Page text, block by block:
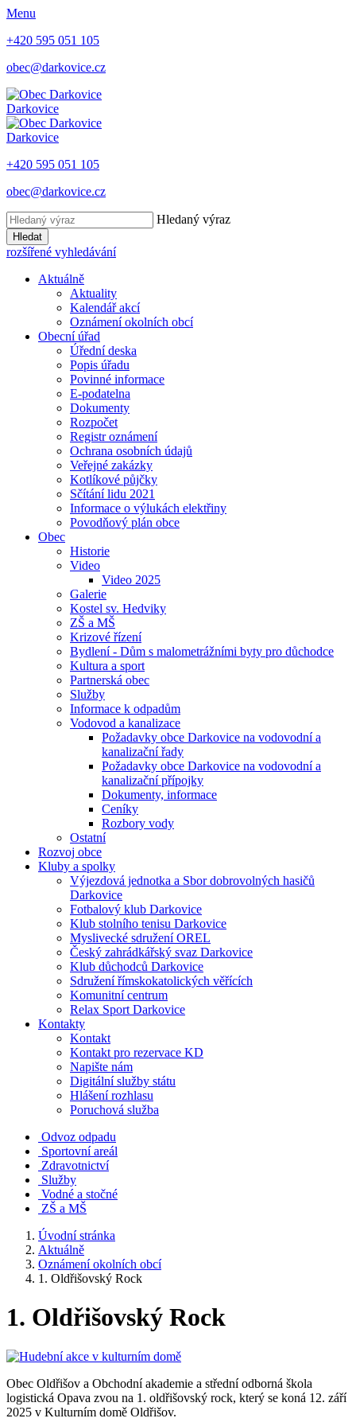
Menu
+420 595 051 105
obec@darkovice.cz
Darkovice
Darkovice
+420 595 051 105
obec@darkovice.cz
Hledaný výraz
Hledat
rozšířené vyhledávání
Aktuálně
Aktuality
Kalendář akcí
Oznámení okolních obcí
Obecní úřad
Úřední deska
Popis úřadu
Povinné informace
E-podatelna
Dokumenty
Rozpočet
Registr oznámení
Ochrana osobních údajů
Veřejné zakázky
Kotlíkové půjčky
Sčítání lidu 2021
Informace o výlukách elektřiny
Povodňový plán obce
Obec
Historie
Video
Video 2025
Galerie
Kostel sv. Hedviky
ZŠ a MŠ
Krizové řízení
Bydlení - Dům s malometrážními byty pro důchodce
Kultura a sport
Partnerská obec
Služby
Informace k odpadům
Vodovod a kanalizace
Požadavky obce Darkovice na vodovodní a
kanalizační řady
Požadavky obce Darkovice na vodovodní a
kanalizační přípojky
Dokumenty, informace
Ceníky
Rozbory vody
Ostatní
Rozvoj obce
Kluby a spolky
Výjezdová jednotka a Sbor dobrovolných hasičů
Darkovice
Fotbalový klub Darkovice
Klub stolního tenisu Darkovice
Myslivecké sdružení OREL
Český zahrádkářský svaz Darkovice
Klub důchodců Darkovice
Sdružení římskokatolických věřících
Komunitní centrum
Relax Sport Darkovice
Kontakty
Kontakt
Kontakt pro rezervace KD
Napište nám
Digitální služby státu
Hlášení rozhlasu
Poruchová služba
Odvoz odpadu
Sportovní areál
Zdravotnictví
Služby
Vodné a stočné
ZŠ a MŠ
Úvodní stránka
Aktuálně
Oznámení okolních obcí
1. Oldřišovský Rock
1. Oldřišovský Rock
Obec Oldřišov a Obchodní akademie a střední odborná škola
logistická Opava zvou na 1. oldřišovský rock, který se koná 12. září
2025 v Kulturním domě Oldřišov.